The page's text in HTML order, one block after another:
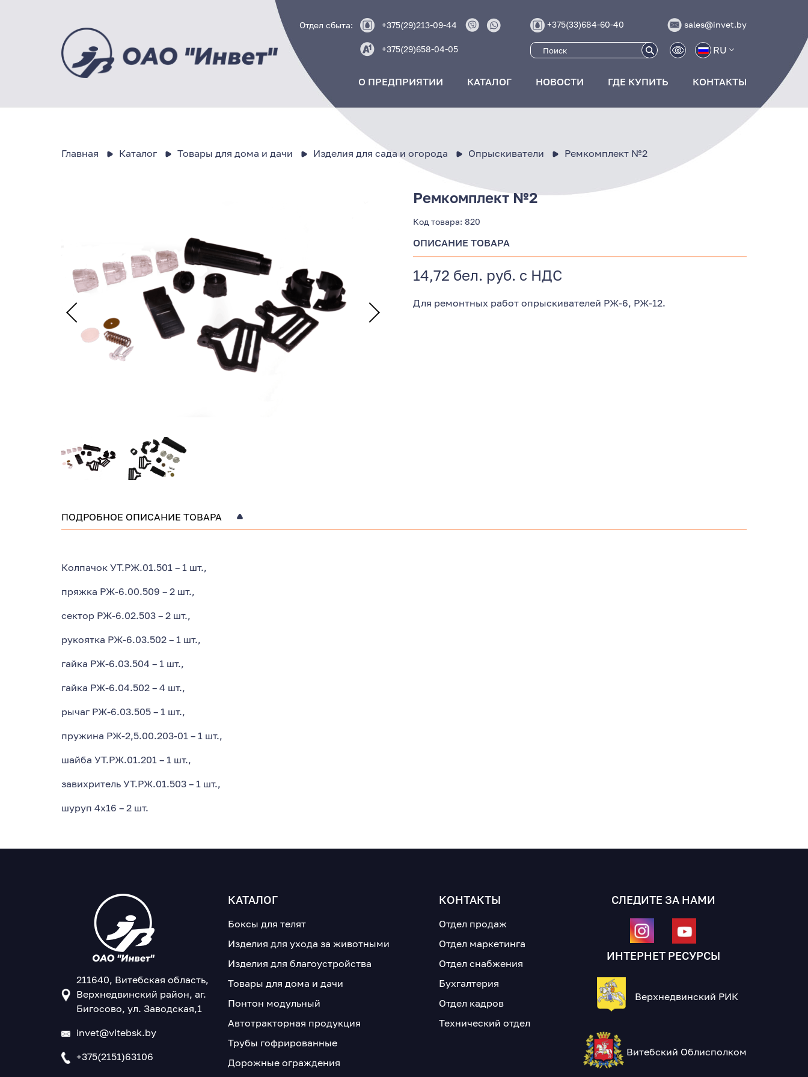
Отдел сбыта: +375(29)213-09-44
+375(29)658-04-05
+375(33)684-60-40 sales@invet.by
RU
О ПРЕДПРИЯТИИ КАТАЛОГ НОВОСТИ ГДЕ КУПИТЬ КОНТАКТЫ
Главная Каталог Товары для дома и дачи Изделия для сада и огорода Опрыскиватели Ремкомплект №2
Ремкомплект №2
Код товара: 820
ОПИСАНИЕ ТОВАРА
14,72 бел. руб. с НДС
Для ремонтных работ опрыскивателей РЖ-6, РЖ-12.
ПОДРОБНОЕ ОПИСАНИЕ ТОВАРА
Колпачок УТ.РЖ.01.501 – 1 шт.,
пряжка РЖ-6.00.509 – 2 шт.,
сектор РЖ-6.02.503 – 2 шт.,
рукоятка РЖ-6.03.502 – 1 шт.,
гайка РЖ-6.03.504 – 1 шт.,
гайка РЖ-6.04.502 – 4 шт.,
рычаг РЖ-6.03.505 – 1 шт.,
пружина РЖ-2,5.00.203-01 – 1 шт.,
шайба УТ.РЖ.01.201 – 1 шт.,
завихритель УТ.РЖ.01.503 – 1 шт.,
шуруп 4x16 – 2 шт.
211640, Витебская область,
Верхнедвинский район, аг.
Бигосово, ул. Заводская,1
invet@vitebsk.by
+375(2151)63106
КАТАЛОГ
Боксы для телят
Изделия для ухода за животными
Изделия для благоустройства
Товары для дома и дачи
Понтон модульный
Автотракторная продукция
Трубы гофрированные
Дорожные ограждения
КОНТАКТЫ
Отдел продаж
Отдел маркетинга
Отдел снабжения
Бухгалтерия
Отдел кадров
Технический отдел
СЛЕДИТЕ ЗА НАМИ
ИНТЕРНЕТ РЕСУРСЫ
Верхнедвинский РИК
Витебский Облисполком